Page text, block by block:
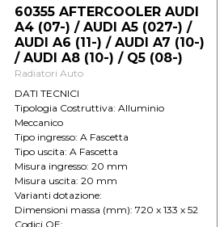
AUDI A8 III (09) 3.0 TDI DAL 2010 AL --
CLIMA: +/- CAMBIO: M/A
AUDI Q5 (08) 3.0 TDI DAL 2008 AL --
CLIMA: +/- CAMBIO: M/A
60355 AFTERCOOLER AUDI
A4 (07-) / AUDI A5 (027-) /
AUDI A6 (11-) / AUDI A7 (10-)
/ AUDI A8 (10-) / Q5 (08-)
Radiatori Auto
DATI TECNICI
Tipologia Costruttiva: Alluminio
Meccanico
Tipo ingresso: A Fascetta
Tipo uscita: A Fascetta
Misura ingresso: 20 mm
Misura uscita: 20 mm
Varianti dotazione:
Dimensioni massa (mm): 720 x 133 x 52
Codici OE: